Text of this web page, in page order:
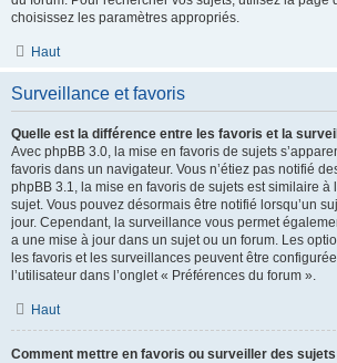
choisissez les paramètres appropriés.
Haut
Surveillance et favoris
Quelle est la différence entre les favoris et la
Avec phpBB 3.0, la mise en favoris de sujets
favoris dans un navigateur. Vous n’étiez pas notifié
phpBB 3.1, la mise en favoris de sujets est similaire à
sujet. Vous pouvez désormais être notifié lorsqu’un
jour. Cependant, la surveillance vous permet
a une mise à jour dans un sujet ou un forum. Les
les favoris et les surveillances peuvent être
l’utilisateur dans l’onglet « Préférences du forum ».
Haut
Comment mettre en favoris ou surveiller des